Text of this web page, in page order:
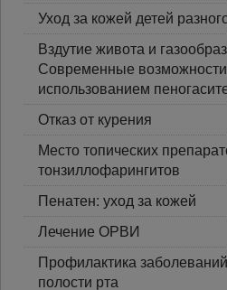
Уход за кожей детей
Вздутие живота и
Современные
использованием
Отказ от курения
Место топических
тонзиллофарингитов
Пенатен: уход за кожей
Лечение ОРВИ
Профилактика
полости рта